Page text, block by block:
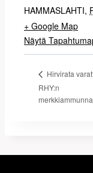
HAMMASLAHTI,
+ Google Map
Näytä
Hirvirata
RHY:n